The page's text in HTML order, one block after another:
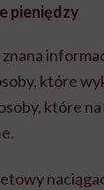
pieniędzy
które
które